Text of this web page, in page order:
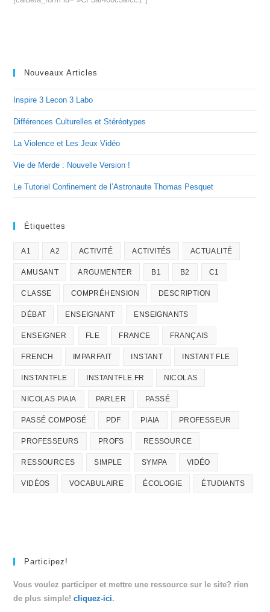
Nouveaux Articles
Inspire 3 Lecon 3 Labo
Différences Culturelles et Stéréotypes
La Violence et Les Jeux Vidéo
Vie de Merde : Nouvelle Version !
Le Tutoriel Confinement de l’Astronaute Thomas Pesquet
Étiquettes
A1 A2 ACTIVITÉ ACTIVITÉS ACTUALITÉ
AMUSANT ARGUMENTER B1 B2 C1
CLASSE COMPRÉHENSION DESCRIPTION
DÉBAT ENSEIGNANT ENSEIGNANTS
ENSEIGNER FLE FRANCE FRANÇAIS
FRENCH IMPARFAIT INSTANT INSTANT FLE
INSTANTFLE INSTANTFLE.FR NICOLAS
NICOLAS PIAIA PARLER PASSÉ
PASSÉ COMPOSÉ PDF PIAIA PROFESSEUR
PROFESSEURS PROFS RESSOURCE
RESSOURCES SIMPLE SYMPA VIDÉO
VIDÉOS VOCABULAIRE ÉCOLOGIE ÉTUDIANTS
Participez!
Vous voulez participer et mettre une ressource sur le site? rien
de plus simple!cliquez-ici.